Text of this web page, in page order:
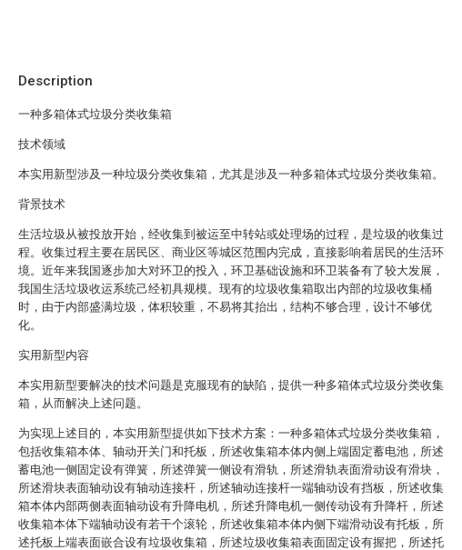
Description
一种多箱体式垃圾分类收集箱
技术领域
本实用新型涉及一种垃圾分类收集箱，尤其是涉及一种多箱体式垃圾分类收集箱。
背景技术
生活垃圾从被投放开始，经收集到被运至中转站或处理场的过程，是垃圾的收集过
程。收集过程主要在居民区、商业区等城区范围内完成，直接影响着居民的生活环
境。近年来我国逐步加大对环卫的投入，环卫基础设施和环卫装备有了较大发展，
我国生活垃圾收运系统己经初具规模。现有的垃圾收集箱取出内部的垃圾收集桶
时，由于内部盛满垃圾，体积较重，不易将其抬出，结构不够合理，设计不够优
化。
实用新型内容
本实用新型要解决的技术问题是克服现有的缺陷，提供一种多箱体式垃圾分类收集
箱，从而解决上述问题。
为实现上述目的，本实用新型提供如下技术方案：一种多箱体式垃圾分类收集箱，
包括收集箱本体、轴动开关门和托板，所述收集箱本体内侧上端固定蓄电池，所述
蓄电池一侧固定设有弹簧，所述弹簧一侧设有滑轨，所述滑轨表面滑动设有滑块，
所述滑块表面轴动设有轴动连接杆，所述轴动连接杆一端轴动设有挡板，所述收集
箱本体内部两侧表面轴动设有升降电机，所述升降电机一侧传动设有升降杆，所述
收集箱本体下端轴动设有若干个滚轮，所述收集箱本体内侧下端滑动设有托板，所
述托板上端表面嵌合设有垃圾收集箱，所述垃圾收集箱表面固定设有握把，所述托